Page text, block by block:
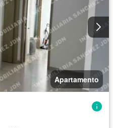
Apartamento